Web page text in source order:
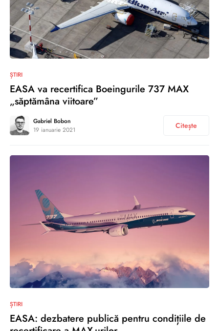
ȘTIRI
EASA va recertifica Boeingurile 737 MAX
„săptămâna viitoare”
Gabriel Bobon
19 ianuarie 2021
Citește
ȘTIRI
EASA: dezbatere publică pentru condițiile de